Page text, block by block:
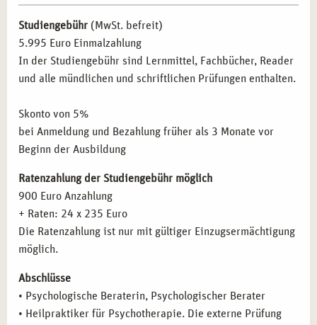
psychotherapeutische Ansätze in ihre Arbeit integrieren
wollen.
Pädagogische Fachkräfte:
Kompetenzen im Umgang mit psychischen Belastungen
vertiefen wollen.
gründen möchten.
Quereinsteiger:Interessierte, die eine neue berufliche
Perspektive im Gesundheitswesen suchen.
BERUFLICHE PERSPEKTIVEN NACH DER
AUSBILDUNG IN MÜNCHEN
Nach Abschluss Ihrer Ausbildung stehen Ihnen in München
zahlreiche berufliche Möglichkeiten offen. Nutzen Sie Ihre
Eigene Praxis: Aufbau einer selbstständigen Tätigkeit
mit flexiblen Arbeitszeiten.
Therapierichtungen und Modelle
Psychoanalyse (Freud)
Analytische Psychologie (Jung)
Individualpsychologie (Adler)
Gesprächstherapie (Rogers)
Systemische Therapie
Gestalttherapie (Perls)
Transaktionsanalyse (Berne)
Körpertherapeutische Verfahren
Kreativtherapeutische Verfahren
Kinder- und Jugendtherapie
Psychopathologie: Psychische Störungen
Psychischer und psychopathologischer Befund
Organisch bedingte Störungen
Substanzinduzierte Störungen
Studiengebühr (MwSt. befreit)
5.995 Euro Einmalzahlung
In der Studiengebühr sind Lernmittel, Fachbücher, Reader
und alle mündlichen und schriftlichen Prüfungen enthalten.
Skonto von 5%
bei Anmeldung und Bezahlung früher als 3 Monate vor
Beginn der Ausbildung
Ratenzahlung der Studiengebühr möglich
900 Euro Anzahlung
+ Raten: 24 x 235 Euro
Die Ratenzahlung ist nur mit gültiger Einzugsermächtigung
möglich.
Abschlüsse
• Psychologische Beraterin, Psychologischer Berater
• Heilpraktiker für Psychotherapie. Die externe Prüfung